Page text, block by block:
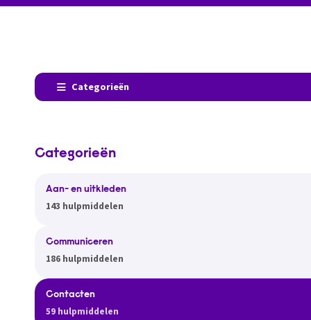
Categorieën
Categorieën
Aan- en uitkleden
143 hulpmiddelen
Communiceren
186 hulpmiddelen
Contacten
59 hulpmiddelen